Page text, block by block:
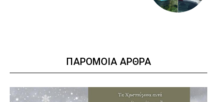
ΠΑΡΟΜΟΙΑ ΑΡΘΡΑ